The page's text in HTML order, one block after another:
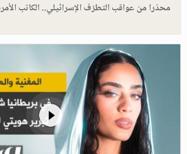
محذرا من عواقب التطرّف الإسرائيلي.. الكاتب